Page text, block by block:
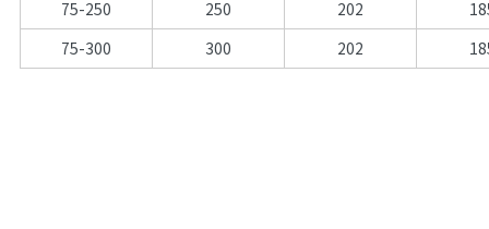
75-250
250 202
75-300
300 202